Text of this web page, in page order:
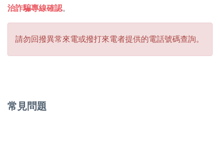
治詐騙專線確認。
請勿回撥異常來電或撥打來電者提供的電話號碼查詢。
常見問題